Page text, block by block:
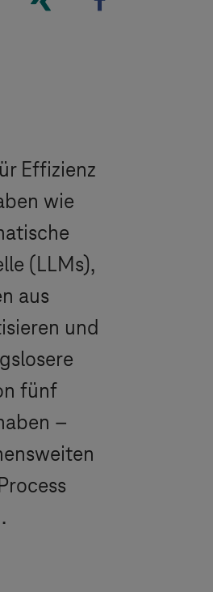
Effizienz
wie
(LLMs),
aus
und
fünf
–